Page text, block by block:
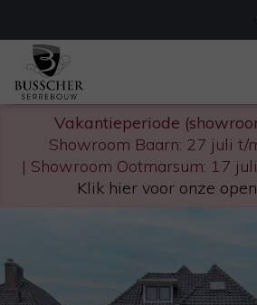
Vakantieperiode
Showroom Baarn: 27 juli t/
| Showroom Ootmarsum: 17
Klik hier voor onze